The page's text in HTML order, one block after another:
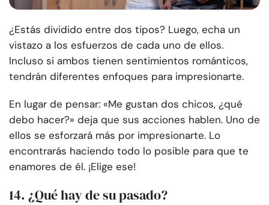
¿Estás dividido entre dos tipos? Luego, echa un
vistazo a los esfuerzos de cada uno de ellos.
Incluso si ambos tienen sentimientos románticos,
tendrán diferentes enfoques para impresionarte.
En lugar de pensar: «Me gustan dos chicos, ¿qué
debo hacer?» deja que sus acciones hablen. Uno de
ellos se esforzará más por impresionarte. Lo
encontrarás haciendo todo lo posible para que te
enamores de él. ¡Elige ese!
14. ¿Qué hay de su pasado?